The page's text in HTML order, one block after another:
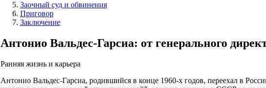
Заочный суд и обвинения
Приговор
Заключение
Антонио Вальдес-Гарсиа: от генерального
Ранняя жизнь и карьера
Антонио Вальдес-Гарсиа, родившийся в конце 1960-х годов, переехал в